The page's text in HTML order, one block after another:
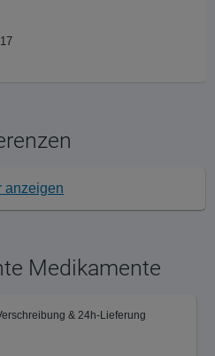
anzeigen
Medikamente
& 24h-Lieferung